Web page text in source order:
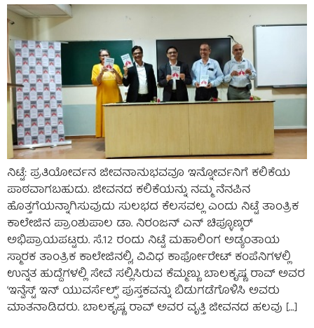
ನಿಟ್ಟೆ: ಪ್ರತಿಯೋರ್ವನ ಜೀವನಾನುಭವವೂ ಇನ್ನೋರ್ವನಿಗೆ ಕಲಿಕೆಯ
ಪಾಠವಾಗಬಹುದು. ಜೀವನದ ಕಲಿಕೆಯನ್ನು ನಮ್ಮ ನೆನಪಿನ
ಹೊತ್ತಗೆಯನ್ನಾಗಿಸುವುದು ಸುಲಭದ ಕೆಲಸವಲ್ಲ ಎಂದು ನಿಟ್ಟೆ ತಾಂತ್ರಿಕ
ಕಾಲೇಜಿನ ಪ್ರಾಂಶುಪಾಲ ಡಾ. ನಿರಂಜನ್ ಎನ್ ಚಿಪ್ಳೂಣ್ಕರ್
ಅಭಿಪ್ರಾಯಪಟ್ಟರು. ಸೆ.12 ರಂದು ನಿಟ್ಟೆ ಮಹಾಲಿಂಗ ಅಡ್ಯಂತಾಯ
ಸ್ಮಾರಕ ತಾಂತ್ರಿಕ ಕಾಲೇಜಿನಲ್ಲಿ, ವಿವಿಧ ಕಾರ್ಫೋರೇಟ್ ಕಂಪೆನಿಗಳಲ್ಲಿ
ಉನ್ನತ ಹುದ್ದೆಗಳಲ್ಲಿ ಸೇವೆ ಸಲ್ಲಿಸಿರುವ ಕೆಮ್ಮಣ್ಣು ಬಾಲಕೃಷ್ಣ ರಾವ್ ಅವರ
‘ಇನ್ವೆಸ್ಟ್ ಇನ್ ಯುವರ್ಸೆಲ್ಫ್’ ಪುಸ್ತಕವನ್ನು ಬಿಡುಗಡೆಗೊಳಿಸಿ ಅವರು
ಮಾತನಾಡಿದರು. ಬಾಲಕೃಷ್ಣ ರಾವ್ ಅವರ ವೃತ್ತಿ ಜೀವನದ ಹಲವು […]